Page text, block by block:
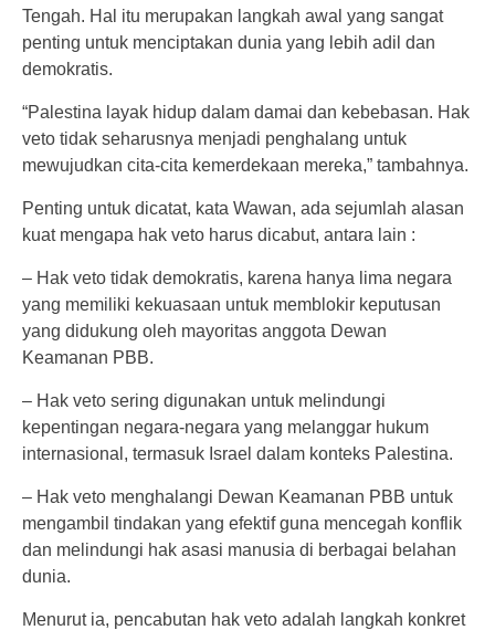
Tengah. Hal itu merupakan langkah awal yang sangat
penting untuk menciptakan dunia yang lebih adil dan
demokratis.
“Palestina layak hidup dalam damai dan kebebasan. Hak
veto tidak seharusnya menjadi penghalang untuk
mewujudkan cita-cita kemerdekaan mereka,” tambahnya.
Penting untuk dicatat, kata Wawan, ada sejumlah alasan
kuat mengapa hak veto harus dicabut, antara lain :
– Hak veto tidak demokratis, karena hanya lima negara
yang memiliki kekuasaan untuk memblokir keputusan
yang didukung oleh mayoritas anggota Dewan
Keamanan PBB.
– Hak veto sering digunakan untuk melindungi
kepentingan negara-negara yang melanggar hukum
internasional, termasuk Israel dalam konteks Palestina.
– Hak veto menghalangi Dewan Keamanan PBB untuk
mengambil tindakan yang efektif guna mencegah konflik
dan melindungi hak asasi manusia di berbagai belahan
dunia.
Menurut ia, pencabutan hak veto adalah langkah konkret